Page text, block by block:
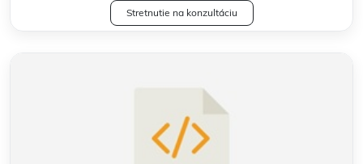
Stretnutie na konzultáciu